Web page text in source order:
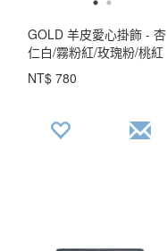
GOLD 羊皮愛心掛飾 - 杏
仁白/霧粉紅/玫瑰粉/桃紅
色/焦糖棕/淺粉藍/寶藍色/
淡雅灰 ( 323-003 ) USD$
NT$ 780